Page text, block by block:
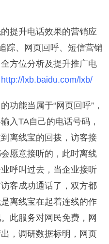
提升电话效果的营销应
踪、网页回呼、短信营销
方位分析及提升推广电
http://lxb.baidu.com/lxb/
功能当属于“网页回呼”，
入TA自己的电话号码，
离线宝的回拨，访客接
愿意接听的，此时离线
呼叫过去，当企业接听
客成功通话了，双方都
离线宝在起着连线的作
此服务对网民免费，网
，调研数据标明，网页